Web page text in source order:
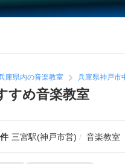
庫県内の音楽教室 兵庫県神戸市
すめ音楽教室
三宮駅(神戸市営) 音楽教室